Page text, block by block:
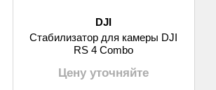
DJI
Стабилизатор для камеры DJI
RS 4 Combo
Цену уточняйте